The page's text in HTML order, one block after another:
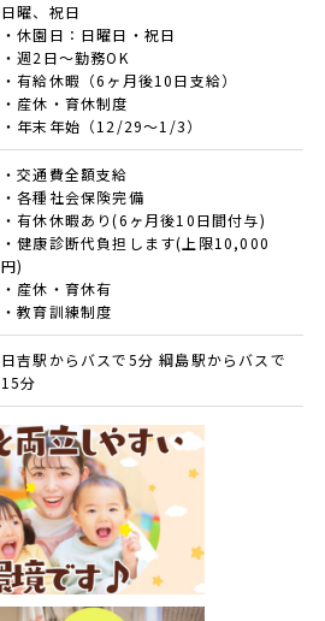
日曜、祝日
・休園日：日曜日・祝日
・週2日〜勤務OK
・有給休暇（6ヶ月後10日支給）
・産休・育休制度
・年末年始（12/29〜1/3）
・交通費全額支給
・各種社会保険完備
・有休休暇あり(6ヶ月後10日間付与)
・健康診断代負担します(上限10,000
円)
・産休・育休有
・教育訓練制度
日吉駅からバスで5分 綱島駅からバスで
15分